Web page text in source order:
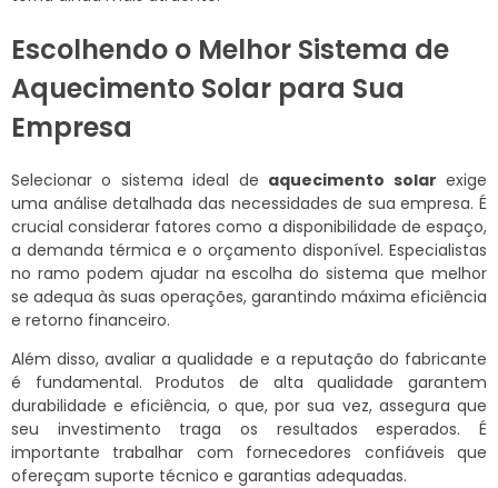
Escolhendo o Melhor Sistema de
Aquecimento Solar para Sua
Empresa
Selecionar o sistema ideal de aquecimento solar exige
uma análise detalhada das necessidades de sua empresa. É
crucial considerar fatores como a disponibilidade de espaço,
a demanda térmica e o orçamento disponível. Especialistas
no ramo podem ajudar na escolha do sistema que melhor
se adequa às suas operações, garantindo máxima eficiência
e retorno financeiro.
Além disso, avaliar a qualidade e a reputação do fabricante
é fundamental. Produtos de alta qualidade garantem
durabilidade e eficiência, o que, por sua vez, assegura que
seu investimento traga os resultados esperados. É
importante trabalhar com fornecedores confiáveis que
ofereçam suporte técnico e garantias adequadas.